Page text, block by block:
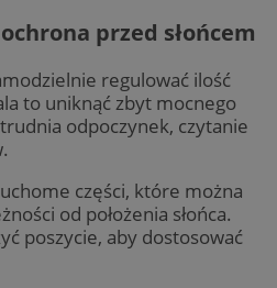
przed słońcem
regulować ilość
to uniknąć zbyt mocnego
odpoczynek, czytanie
części, które można
od położenia słońca.
poszycie, aby dostosować